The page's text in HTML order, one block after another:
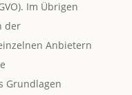
Im Übrigen
der
Anbietern
Grundlagen